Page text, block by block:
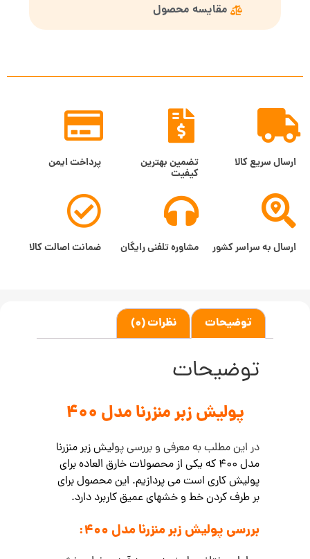
مقایسه محصول
ارسال سریع کالا تضمین بهترین
کیفیت
پرداخت ایمن
ارسال به سراسر کشور مشاوره تلفنی رایگان ضمانت اصالت کالا
توضیحات نظرات (0)
توضیحات
پولیش زبر منزرنا مدل 400
در این مطلب به معرفی و بررسی پولیش زبر منزرنا
مدل 400 که یکی از محصولات خارق العاده برای
پولیش کاری است می پردازیم. این محصول برای
بر طرف کردن خط و خشهای عمیق کاربرد دارد.
بررسی پولیش زبر منزرنا مدل 400: